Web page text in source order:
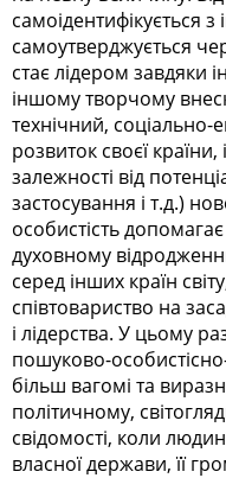
самоідентифікується
самоутверджується
стає лідером завдяки
іншому творчому
технічний,
розвиток своєї
залежності від
застосування і т.д.)
особистість
духовному
серед інших країн
співтовариство на
і лідерства. У цьому
пошуково-
більш вагомі та
політичному,
свідомості, коли
власної держави, її